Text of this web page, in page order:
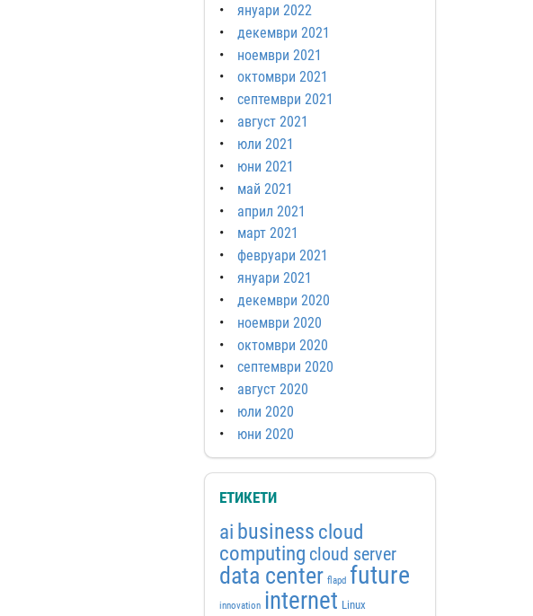
януари 2022
декември 2021
ноември 2021
октомври 2021
септември 2021
август 2021
юли 2021
юни 2021
май 2021
април 2021
март 2021
февруари 2021
януари 2021
декември 2020
ноември 2020
октомври 2020
септември 2020
август 2020
юли 2020
юни 2020
ЕТИКЕТИ
ai business cloud
computing cloud server
data center flapd future
innovation internet Linux